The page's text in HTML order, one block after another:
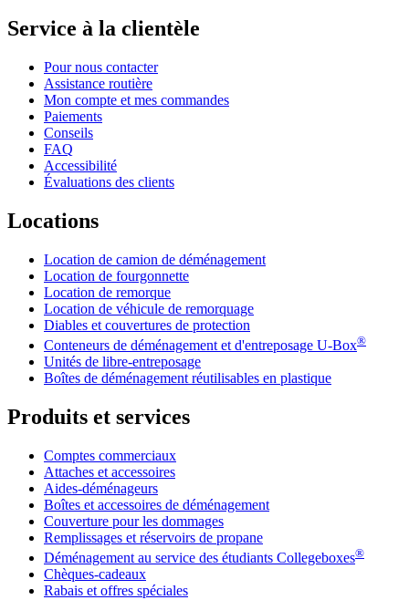
Service à la clientèle
Pour nous contacter
Assistance routière
Mon compte et mes commandes
Paiements
Conseils
FAQ
Accessibilité
Évaluations des clients
Locations
Location de camion de déménagement
Location de fourgonnette
Location de remorque
Location de véhicule de remorquage
Diables et couvertures de protection
Conteneurs de déménagement et d'entreposage U-Box®
Unités de libre-entreposage
Boîtes de déménagement réutilisables en plastique
Produits et services
Comptes commerciaux
Attaches et accessoires
Aides-déménageurs
Boîtes et accessoires de déménagement
Couverture pour les dommages
Remplissages et réservoirs de propane
Déménagement au service des étudiants Collegeboxes®
Chèques-cadeaux
Rabais et offres spéciales